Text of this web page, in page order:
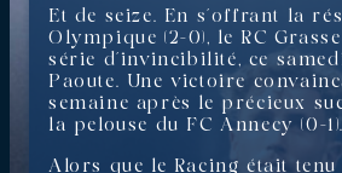
Et de seize. En s’offrant la
Olympique (2-0), le RC
série d’invincibilité, ce
Paoute. Une victoire
semaine après le précieux
la pelouse du FC Annecy (0-1).
Alors que le Racing était tenu